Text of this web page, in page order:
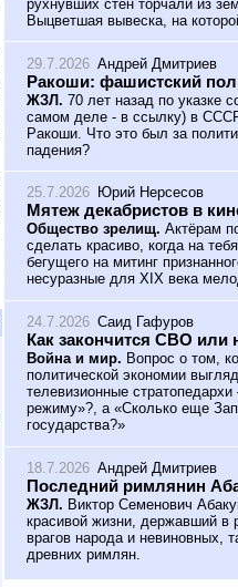
рухнувших стен торчали из
Выцветшая вывеска, на
29.7.2026 Андрей Дмитриев
Ракоши: фашистский
ЖЗЛ. 70 лет назад по указке
самом деле - в ссылку) в
Ракоши. Что это был за
падения?
25.7.2026 Юрий Нерсесов
Мятеж декабристов в
Общество зрелищ. Актёрам
сделать красиво, когда на
бегущего на митинг
несуразные для XIX века
24.7.2026 Саид Гафуров
Как закончится СВО или
Война и мир. Вопрос о том,
политической экономии
телевизионные
режиму»?, а «Сколько еще
государства?»
18.7.2026 Андрей Дмитриев
Последний римлянин
ЖЗЛ. Виктор Семенович
красивой жизни, державший в
врагов народа и невиновных,
древних римлян.